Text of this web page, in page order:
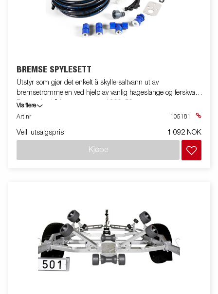
BREMSE SPYLESETT
Utstyr som gjør det enkelt å skylle saltvann ut av
bremsetrommelen ved hjelp av vanlig hageslange og ferskvann.
For en aksel å bremsetrommel 200x50.
Vis flere
Art nr
105181
Veil. utsalgspris 1 092 NOK
Kjøpe